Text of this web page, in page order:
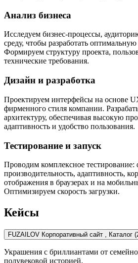
Анализ бизнеса
Исследуем бизнес-процессы,
среду, чтобы разработать
Формируем структуру проекта,
технические требования.
Дизайн и разработка
Проектируем интерфейсы на основе
фирменного стиля компании.
архитектуру, обеспечивая высокую
адаптивность и удобство пользования.
Тестирование и запуск
Проводим комплексное тестирование:
производительность, адаптивность,
отображения в браузерах и на
Оптимизируем скорость загрузки.
Кейсы
FUZAILOV Корпоративный сайт , Каталог
Украшения с бриллиантами от
полувековой историей.